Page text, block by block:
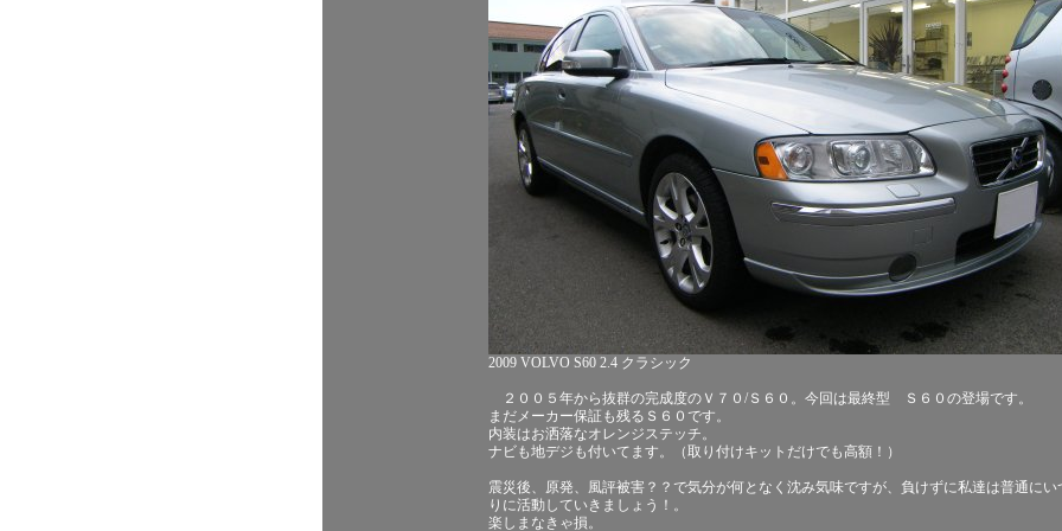
2009 VOLVO S60 2.4 クラシック
２００５年から抜群の完成度のＶ７０/Ｓ６０。今回は最終型 Ｓ６０の登場です。
まだメーカー保証も残るＳ６０です。
内装はお洒落なオレンジステッチ。
ナビも地デジも付いてます。（取り付けキットだけでも高額！）
震災後、原発、風評被害？？で気分が何となく沈み気味ですが、負けずに私達は普通にい
りに活動していきましょう！。
楽しまなきゃ損。